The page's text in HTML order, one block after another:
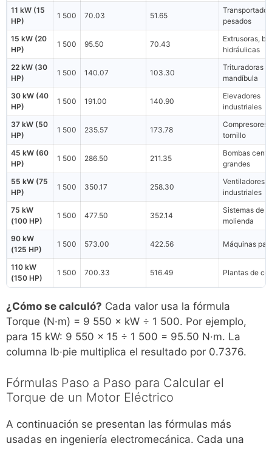
11 kW (15
HP)
1 500 70.03 51.65
pesados
15 kW (20
HP)
1 500 95.50 70.43
Extrusoras,
hidráulicas
22 kW (30
HP)
1 500 140.07 103.30
Trituradoras
mandíbula
30 kW (40
HP)
1 500 191.00 140.90
Elevadores
industriales
37 kW (50
HP)
1 500 235.57 173.78
Compresores
tornillo
45 kW (60
HP)
1 500 286.50 211.35
Bombas
grandes
55 kW (75
HP)
1 500 350.17 258.30
Ventiladores
industriales
75 kW
(100 HP)
1 500 477.50 352.14
Sistemas de
molienda
90 kW
(125 HP)
1 500 573.00 422.56 Máquinas
110 kW
(150 HP)
1 500 700.33 516.49 Plantas de
¿Cómo se calculó? Cada valor usa la fórmula
Torque (N·m) = 9 550 × kW ÷ 1 500. Por ejemplo,
para 15 kW: 9 550 × 15 ÷ 1 500 = 95.50 N·m. La
columna lb·pie multiplica el resultado por 0.7376.
Fórmulas Paso a Paso para Calcular el
Torque de un Motor Eléctrico
A continuación se presentan las fórmulas más
usadas en ingeniería electromecánica. Cada una